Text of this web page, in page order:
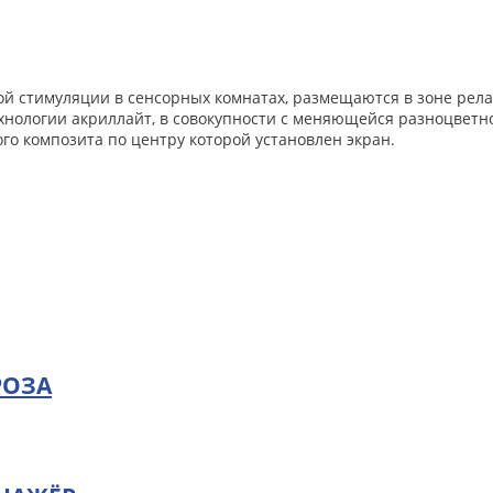
в сенсорных комнатах, размещаются в зоне
акриллайт, в совокупности с меняющейся
композита по центру которой установлен экран.